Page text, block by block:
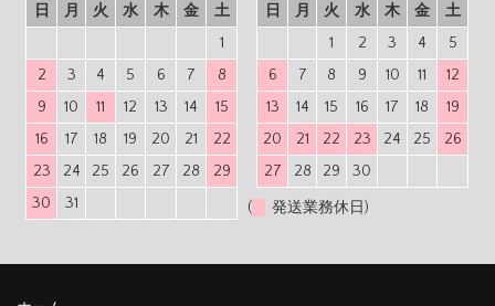
日
月 火 水 木 金
土
1
2
3 4 5 6 7
8
9
10 11 12 13 14
15
16
17 18 19 20 21
22
23
24 25 26 27 28
29
30
31
日
月 火 水 木 金
土
1
2 3 4
5
6
7 8 9 10 11
12
13
14 15 16 17 18
19
20
21 22 23 24 25
26
27
28 29 30
( 発送業務休日)